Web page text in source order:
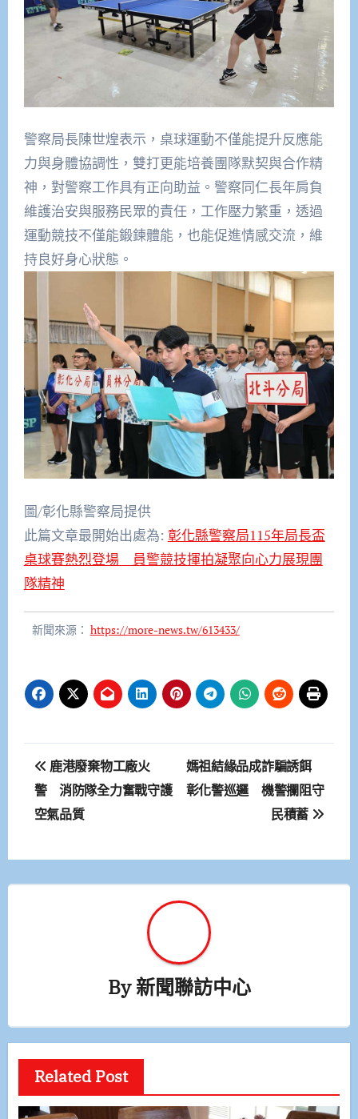
警察局長陳世煌表示，桌球運動不僅能提升反應能
力與身體協調性，雙打更能培養團隊默契與合作精
神，對警察工作具有正向助益。警察同仁長年肩負
維護治安與服務民眾的責任，工作壓力繁重，透過
運動競技不僅能鍛鍊體能，也能促進情感交流，維
持良好身心狀態。
圖/彰化縣警察局提供
此篇文章最開始出處為: 彰化縣警察局115年局長盃
桌球賽熱烈登場 員警競技揮拍凝聚向心力展現團
隊精神
新聞來源： https://more-news.tw/613433/
文
章
導
覽
鹿港廢棄物工廠火
警 消防隊全力奮戰守護
空氣品質
媽祖結緣品成詐騙誘餌
彰化警巡邏 機警攔阻守
民積蓄
By新聞聯訪中心
Related Post